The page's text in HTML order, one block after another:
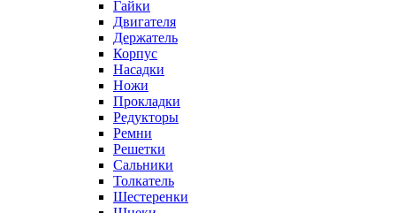
Гайки
Двигателя
Держатель
Корпус
Насадки
Ножи
Прокладки
Редукторы
Ремни
Решетки
Сальники
Толкатель
Шестеренки